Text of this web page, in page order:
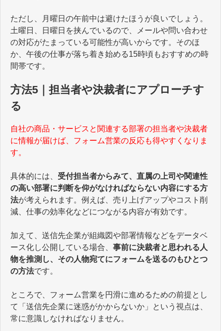
ただし、月曜日の午前中は避けたほうが良いでしょう。
土曜日、日曜日を挟んでいるので、メールや問い合わせ
の対応がたまっている可能性が高いからです。そのほ
か、午後の仕事が落ち着き始める15時頃もおすすめの時
間帯です。
方法5｜担当者や決裁者にアプローチす
る
自社の商品・サービスと関連する部署の担当者や決裁者
に情報が届けば、フォーム営業の反応も得やすくなりま
す。
具体的には、 受付担当者からみて、直属の上司や関連性
の高い部署に判断を仰がなければならない内容にする方
法が考えられます。例えば、売り上げアップやコスト削
減、仕事の効率化などにつながる内容が有効です。
加えて、送信先企業が組織図や部署情報などをデータベ
ース化し公開している場合、 事前に決裁者と思われる人
物を推測し、その人物宛てにフォームを送るのもひとつ
の方法です。
ところで、フォーム営業を円滑に進めるための前提とし
て「送信先企業に迷惑がかからないか」という視点は、
常に意識しなければなりません。